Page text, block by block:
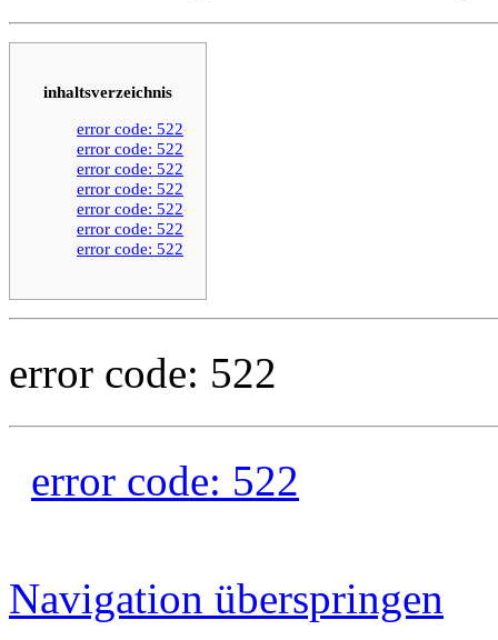
inhaltsverzeichnis
error code: 522
error code: 522
error code: 522
error code: 522
error code: 522
error code: 522
error code: 522
error code: 522
error code: 522
Navigation überspringen